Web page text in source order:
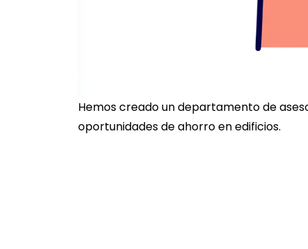
Hemos creado un departamento de
oportunidades de ahorro en edificios.